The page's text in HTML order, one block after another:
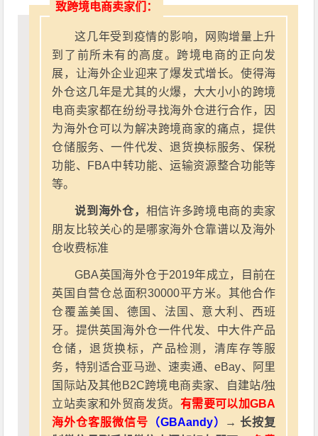
致跨境电商卖家们：
这几年受到疫情的影响，网购增量上升
到了前所未有的高度。跨境电商的正向发
展，让海外企业迎来了爆发式增长。使得海
外仓这几年是尤其的火爆，大大小小的跨境
电商卖家都在纷纷寻找海外仓进行合作，因
为海外仓可以为解决跨境商家的痛点，提供
仓储服务、一件代发、退货换标服务、保税
功能、FBA中转功能、运输资源整合功能等
等。
说到海外仓， 相信许多跨境电商的卖家
朋友比较关心的是哪家海外仓靠谱以及海外
仓收费标准
GBA英国海外仓于2019年成立，目前在
英国自营仓总面积30000平方米。其他合作
仓覆盖美国、德国、法国、意大利、西班
牙。提供英国海外仓一件代发、中大件产品
仓储，退货换标，产品检测，清库存等服
务，特别适合亚马逊、速卖通、eBay、阿里
国际站及其他B2C跨境电商卖家、自建站/独
立站卖家和外贸商发货。 有需要可以加GBA
海外仓客服微信号 （GBAandy）
→ 长按复